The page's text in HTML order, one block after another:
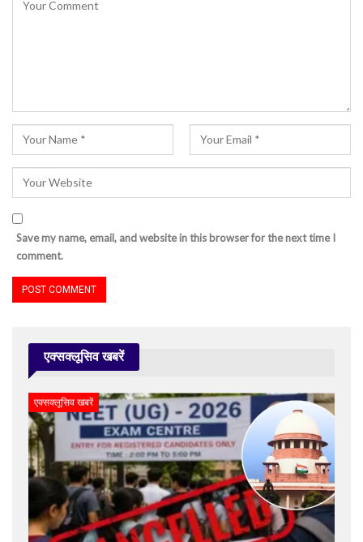
Save my name, email, and website in this browser for the next time I
comment.
एक्सक्लूसिव खबरें
एक्सक्लूसिव खबरें